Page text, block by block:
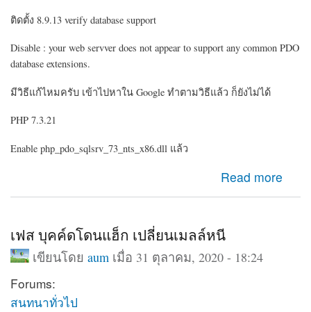
ติดตั้ง 8.9.13 verify database support
Disable : your web servver does not appear to support any common PDO
database extensions.
มีวิธีแก้ไหมครับ เข้าไปหาใน Google ทำตามวิธีแล้ว ก็ยังไม่ได้
PHP 7.3.21
Enable php_pdo_sqlsrv_73_nts_x86.dll แล้ว
Read more
เฟส บุคค์ดโดนแฮ็ก เปลี่ยนเมลล์หนี
เขียนโดย aumเมื่อ 31 ตุลาคม, 2020 - 18:24
Forums:
สนทนาทั่วไป